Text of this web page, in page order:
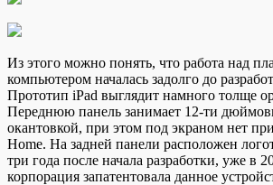
Из этого можно понять, что работа над
компьютером началась задолго до
Прототип iPad выглядит намного толще
Переднюю панель занимает 12-ти
окантовкой, при этом под экраном нет
Home. На задней панели расположен
три года после начала разработки, уже в
корпорация запатентовала данное